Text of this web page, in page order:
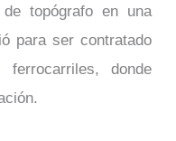
topógrafo en una
para ser contratado
donde